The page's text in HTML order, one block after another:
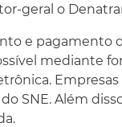
geral o
e pagamento
mediante
do SNE. Além